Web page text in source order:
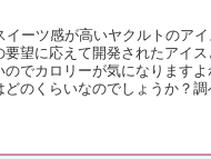
イーツ感が高いヤクルトのア
望に応えて開発されたアイス
でカロリーが気になります
のくらいなのでしょうか？調